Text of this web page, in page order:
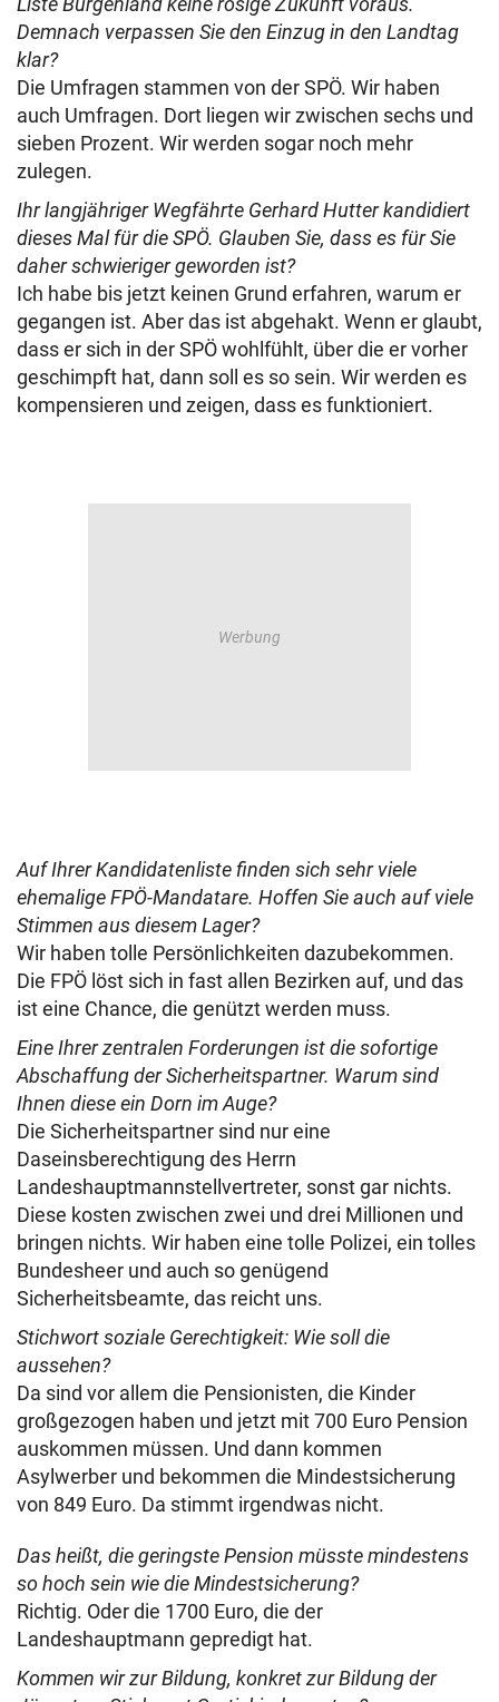
Demnach verpassen Sie den Einzug in den Landtag
klar?
Die Umfragen stammen von der SPÖ. Wir haben
auch Umfragen. Dort liegen wir zwischen sechs und
sieben Prozent. Wir werden sogar noch mehr
zulegen.
Ihr langjähriger Wegfährte Gerhard Hutter kandidiert
dieses Mal für die SPÖ. Glauben Sie, dass es für Sie
daher schwieriger geworden ist?
Ich habe bis jetzt keinen Grund erfahren, warum er
gegangen ist. Aber das ist abgehakt. Wenn er glaubt,
dass er sich in der SPÖ wohlfühlt, über die er vorher
geschimpft hat, dann soll es so sein. Wir werden es
kompensieren und zeigen, dass es funktioniert.
Auf Ihrer Kandidatenliste finden sich sehr viele
ehemalige FPÖ-Mandatare. Hoffen Sie auch auf viele
Stimmen aus diesem Lager?
Wir haben tolle Persönlichkeiten dazubekommen.
Die FPÖ löst sich in fast allen Bezirken auf, und das
ist eine Chance, die genützt werden muss.
Eine Ihrer zentralen Forderungen ist die sofortige
Abschaffung der Sicherheitspartner. Warum sind
Ihnen diese ein Dorn im Auge?
Die Sicherheitspartner sind nur eine
Daseinsberechtigung des Herrn
Landeshauptmannstellvertreter, sonst gar nichts.
Diese kosten zwischen zwei und drei Millionen und
bringen nichts. Wir haben eine tolle Polizei, ein tolles
Bundesheer und auch so genügend
Sicherheitsbeamte, das reicht uns.
Stichwort soziale Gerechtigkeit: Wie soll die
aussehen?
Da sind vor allem die Pensionisten, die Kinder
großgezogen haben und jetzt mit 700 Euro Pension
auskommen müssen. Und dann kommen
Asylwerber und bekommen die Mindestsicherung
von 849 Euro. Da stimmt irgendwas nicht.
Das heißt, die geringste Pension müsste mindestens
so hoch sein wie die Mindestsicherung?
Richtig. Oder die 1700 Euro, die der
Landeshauptmann gepredigt hat.
Kommen wir zur Bildung, konkret zur Bildung der